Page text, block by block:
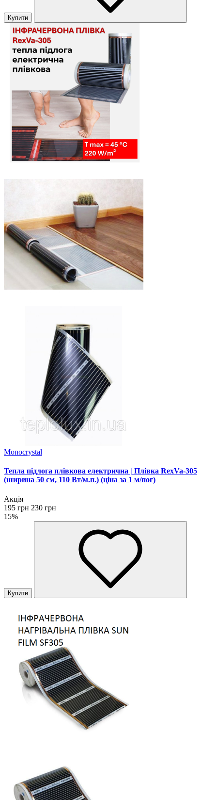
Купити
Monocrystal
Тепла підлога плівкова електрична | Плівка RexVa-305
(ширина 50 см, 110 Вт/м.п.) (ціна за 1 м/пог)
Акція
195 грн 230 грн
15%
Купити